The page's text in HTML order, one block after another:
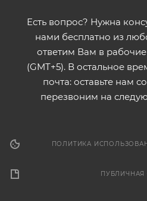
Есть вопрос? Нужна
нами бесплатно из
ответим Вам в
(GMT+5). В остальное
почта: оставьте нам
перезвоним на
ПОЛИТИКА
ПУБЛИЧНАЯ